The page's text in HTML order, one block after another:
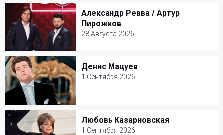
Зеленый театр ВДНХ
Другое
Александр Ревва / Артур
Пирожков
28 Августа 2026
Александр Ревва / Артур Пирожков
28 Августа 2026
Зеленый театр ВДНХ
Юмор
Денис Мацуев
1 Сентября 2026
Денис Мацуев
1 Сентября 2026
КЗ Чайковского
Классическая музыка
Любовь Казарновская
1 Сентября 2026
Любовь Казарновская